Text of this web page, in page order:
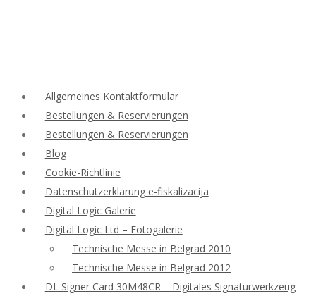
Allgemeines Kontaktformular
Bestellungen & Reservierungen
Bestellungen & Reservierungen
Blog
Cookie-Richtlinie
Datenschutzerklärung e-fiskalizacija
Digital Logic Galerie
Digital Logic Ltd – Fotogalerie
Technische Messe in Belgrad 2010
Technische Messe in Belgrad 2012
DL Signer Card 30M48CR – Digitales Signaturwerkzeug